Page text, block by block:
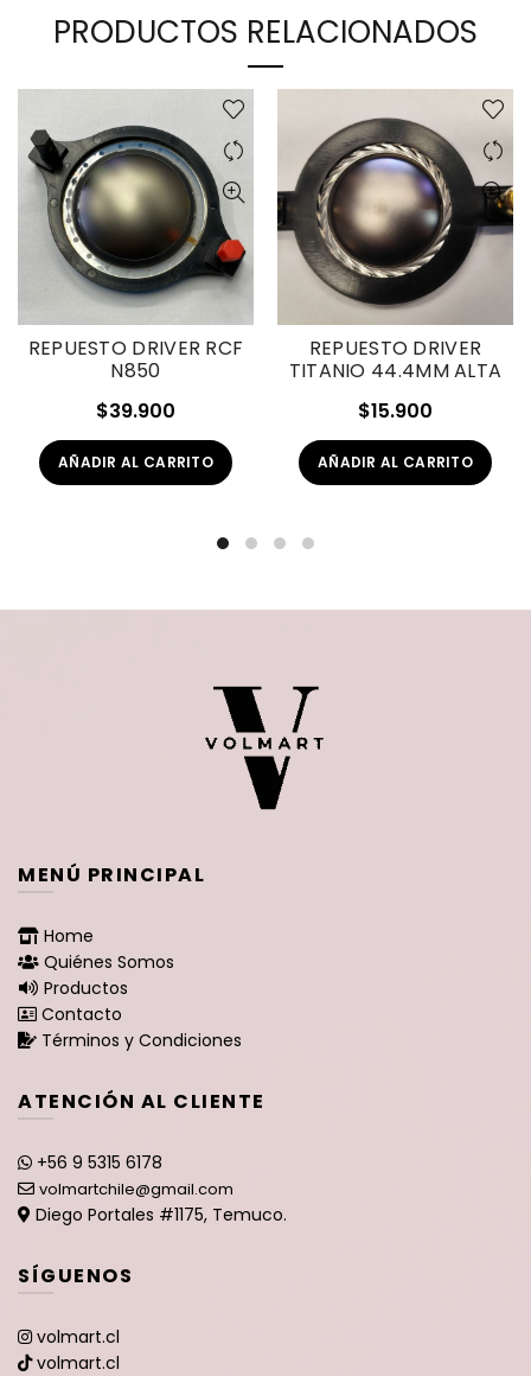
PRODUCTOS RELACIONADOS
REPUESTO DRIVER RCF
N850
$39.900
AÑADIR AL CARRITO
REPUESTO DRIVER
TITANIO 44.4MM ALTA
$15.900
AÑADIR AL CARRITO
MENÚ PRINCIPAL
Home
Quiénes Somos
Productos
Contacto
Términos y Condiciones
ATENCIÓN AL CLIENTE
+56 9 5315 6178
volmartchile@gmail.com
Diego Portales #1175, Temuco.
SÍGUENOS
volmart.cl
volmart.cl